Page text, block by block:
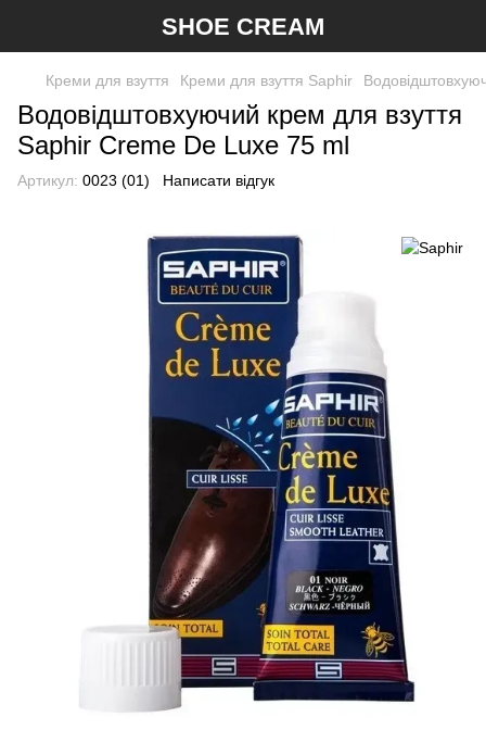
SHOE CREAM
Креми для взуття Креми для взуття Saphir
Водовідштовхуючий крем для взуття
Saphir Creme De Luxe 75 ml
Артикул: 0023 (01) Написати відгук